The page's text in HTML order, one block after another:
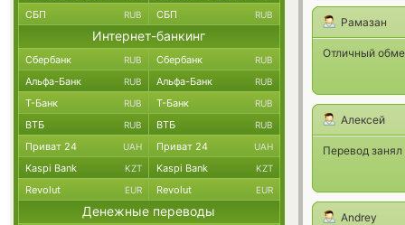
Рамазан
Отличный
Алексей
Перевод
Andrey
СБП RUB СБП RUB
Интернет-банкинг
Сбербанк RUB Сбербанк RUB
Альфа-Банк RUB Альфа-Банк RUB
Т-Банк RUB Т-Банк RUB
ВТБ RUB ВТБ RUB
Приват 24 UAH Приват 24 UAH
Kaspi Bank KZT Kaspi Bank KZT
Revolut EUR Revolut EUR
Денежные переводы